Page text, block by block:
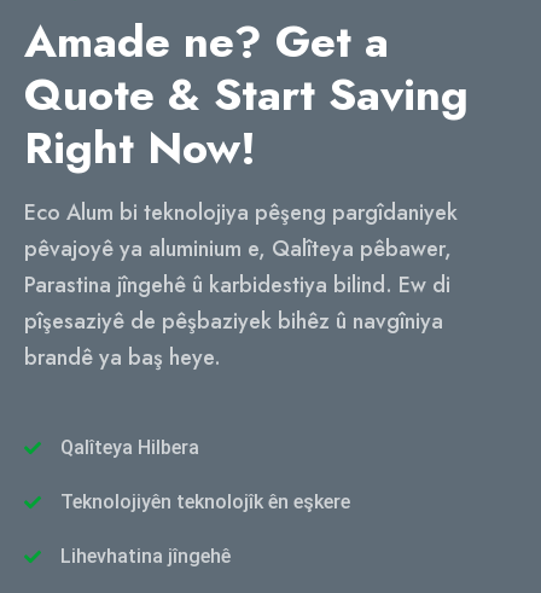
Amade ne? Get a
Quote & Start Saving
Right Now!
Eco Alum bi teknolojiya pêşeng pargîdaniyek
pêvajoyê ya aluminium e, Qalîteya pêbawer,
Parastina jîngehê û karbidestiya bilind. Ew di
pîşesaziyê de pêşbaziyek bihêz û navgîniya
brandê ya baş heye.
Qalîteya Hilbera
Teknolojiyên teknolojîk ên eşkere
Lihevhatina jîngehê